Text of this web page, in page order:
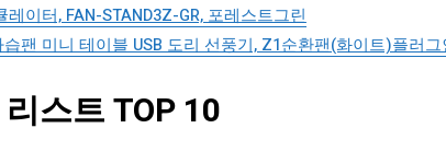
이터, FAN-STAND3Z-GR, 포레스트그린
팬 미니 테이블 USB 도리 선풍기, Z1순환팬(화이트)플러
스트 TOP 10